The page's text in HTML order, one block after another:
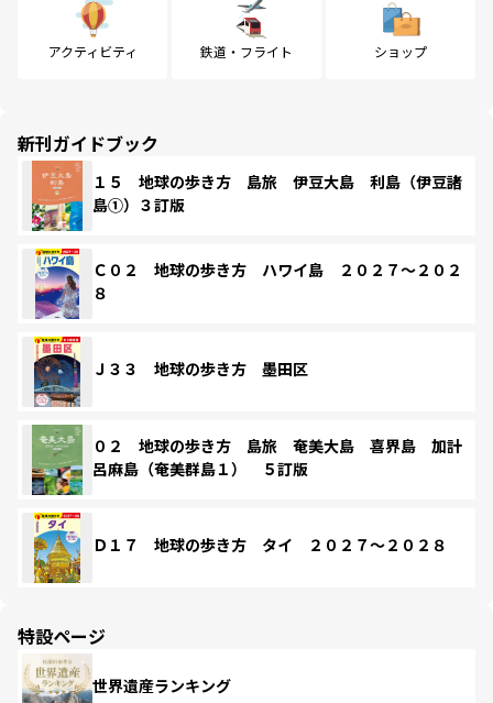
アクティビティ 鉄道・フライト ショップ
新刊ガイドブック
１５ 地球の歩き方 島旅 伊豆大島 利島（伊豆諸
島①）３訂版
Ｃ０２ 地球の歩き方 ハワイ島 ２０２７～２０２
８
Ｊ３３ 地球の歩き方 墨田区
０２ 地球の歩き方 島旅 奄美大島 喜界島 加計
呂麻島（奄美群島１） ５訂版
Ｄ１７ 地球の歩き方 タイ ２０２７～２０２８
特設ページ
世界遺産ランキング